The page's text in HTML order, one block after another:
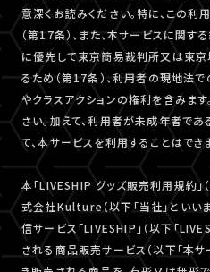
意深くお読みください。特に、この利
（第17条）、また、本サービスに関
に優先して東京簡易裁判所又は東
るため（第17条）、利用者の現地法
やクラスアクションの権利を含みます
さい。加えて、利用者が未成年者で
て、本サービスを利用することはでき
本「LIVESHIP グッズ販売利用規約」（
式会社Kulture（以下「当社」といい
信サービス「LIVESHIP」（以下「
される商品販売サービス（以下「本